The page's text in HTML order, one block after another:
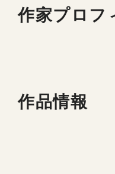
作家プロフ
作品情報